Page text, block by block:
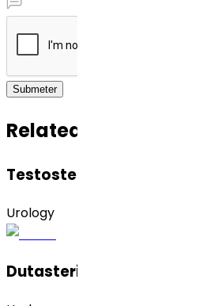
Submeter
Related APIs
Testosterona
Urology
Dutasterida